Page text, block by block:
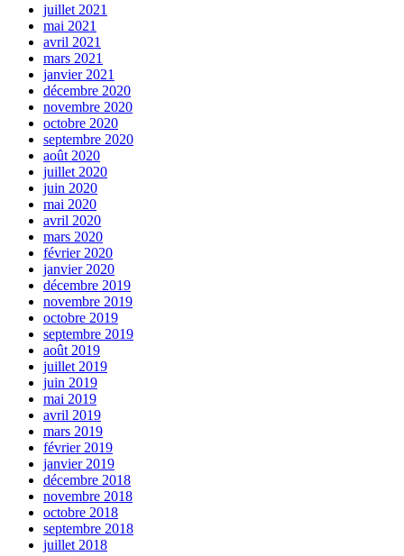
juillet 2021
mai 2021
avril 2021
mars 2021
janvier 2021
décembre 2020
novembre 2020
octobre 2020
septembre 2020
août 2020
juillet 2020
juin 2020
mai 2020
avril 2020
mars 2020
février 2020
janvier 2020
décembre 2019
novembre 2019
octobre 2019
septembre 2019
août 2019
juillet 2019
juin 2019
mai 2019
avril 2019
mars 2019
février 2019
janvier 2019
décembre 2018
novembre 2018
octobre 2018
septembre 2018
juillet 2018